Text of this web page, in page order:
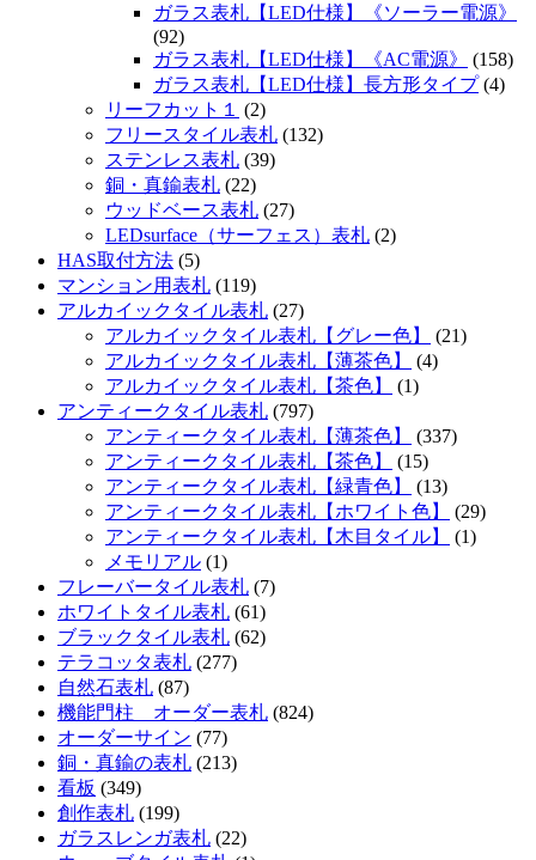
ガラス表札【LED仕様】《ソーラー電源》
(92)
ガラス表札【LED仕様】《AC電源》
(158)
ガラス表札【LED仕様】長方形タイプ(4)
リーフカット１
(2)
フリースタイル表札 (132)
ステンレス表札 (39)
銅・真鍮表札 (22)
ウッドベース表札 (27)
LEDsurface（サーフェス）表札 (2)
HAS取付方法 (5)
マンション用表札 (119)
アルカイックタイル表札 (27)
アルカイックタイル表札【グレー色】
(21)
アルカイックタイル表札【薄茶色】
(4)
アルカイックタイル表札【茶色】
(1)
アンティークタイル表札 (797)
アンティークタイル表札【薄茶色】
(337)
アンティークタイル表札【茶色】
(15)
アンティークタイル表札【緑青色】
(13)
アンティークタイル表札【ホワイト色】
(29)
アンティークタイル表札【木目タイル】
(1)
メモリアル (1)
フレーバータイル表札 (7)
ホワイトタイル表札 (61)
ブラックタイル表札 (62)
テラコッタ表札 (277)
自然石表札 (87)
機能門柱 オーダー表札 (824)
オーダーサイン (77)
銅・真鍮の表札 (213)
看板 (349)
創作表札 (199)
ガラスレンガ表札 (22)